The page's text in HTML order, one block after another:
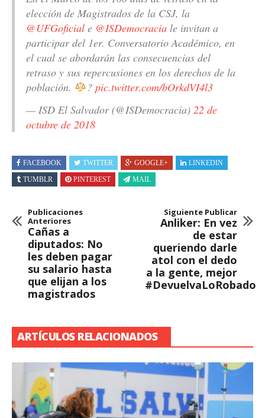
elección de Magistrados de la CSJ, la
@UFGoficial e @ISDemocracia le invitan a
participar del 1er. Conversatorio Académico, en
el cual se abordarán las consecuencias del
retraso y sus repercusiones en los derechos de la
población.
? pic.twitter.com/bOrkdVI4l3
— ISD El Salvador (@ISDemocracia) 22 de
octubre de 2018
FACEBOOK TWITTER GOOGLE+
LINKEDIN
TUMBLR
PINTEREST MAIL
Publicaciones
Anteriores
Cañas a
diputados: No
les deben pagar
su salario hasta
que elijan a los
magistrados
Siguiente Publicar
Anliker: En vez
de estar
queriendo darle
atol con el dedo
a la gente, mejor
#DevuelvaLoRobado
ARTÍCULOS RELACIONADOS